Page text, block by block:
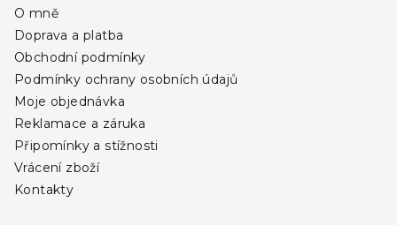
O mně
Doprava a platba
Obchodní podmínky
Podmínky ochrany osobních údajů
Moje objednávka
Reklamace a záruka
Připomínky a stížnosti
Vrácení zboží
Kontakty